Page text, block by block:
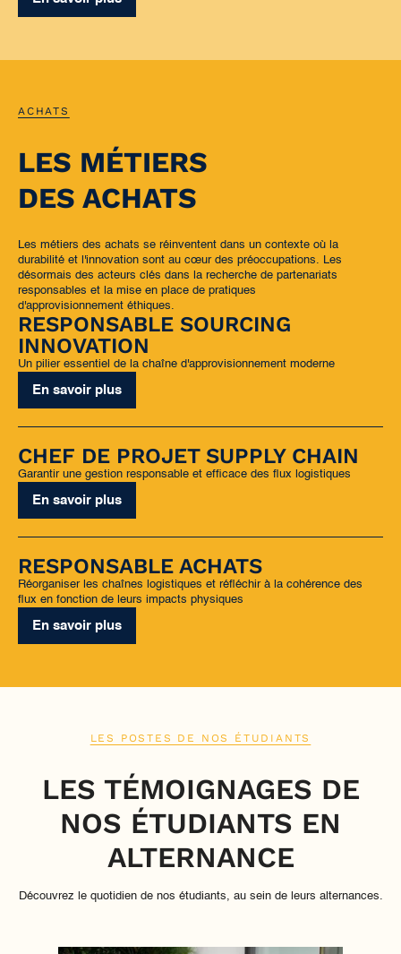
ACHATS
LES MÉTIERS
DES ACHATS
Les métiers des achats se réinventent dans un contexte où la
durabilité et l'innovation sont au cœur des préoccupations. Les
désormais des acteurs clés dans la recherche de partenariats
responsables et la mise en place de pratiques
d'approvisionnement éthiques.
RESPONSABLE SOURCING
INNOVATION
Un pilier essentiel de la chaîne d'approvisionnement moderne
En savoir plus
CHEF DE PROJET SUPPLY CHAIN
Garantir une gestion responsable et efficace des flux logistiques
En savoir plus
RESPONSABLE ACHATS
Réorganiser les chaînes logistiques et réfléchir à la cohérence des
flux en fonction de leurs impacts physiques
En savoir plus
LES POSTES DE NOS ÉTUDIANTS
LES TÉMOIGNAGES DE
NOS ÉTUDIANTS EN
ALTERNANCE
Découvrez le quotidien de nos étudiants, au sein de leurs alternances.